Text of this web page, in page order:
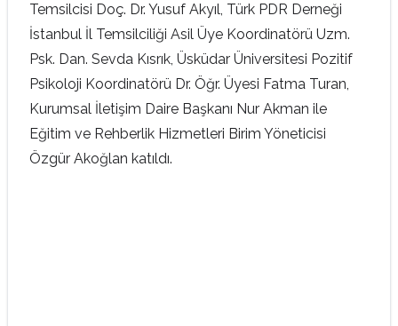
Temsilcisi Doç. Dr. Yusuf Akyıl, Türk PDR Derneği
İstanbul İl Temsilciliği Asil Üye Koordinatörü Uzm.
Psk. Dan. Sevda Kısrık, Üsküdar Üniversitesi Pozitif
Psikoloji Koordinatörü Dr. Öğr. Üyesi Fatma Turan,
Kurumsal İletişim Daire Başkanı Nur Akman ile
Eğitim ve Rehberlik Hizmetleri Birim Yöneticisi
Özgür Akoğlan katıldı.